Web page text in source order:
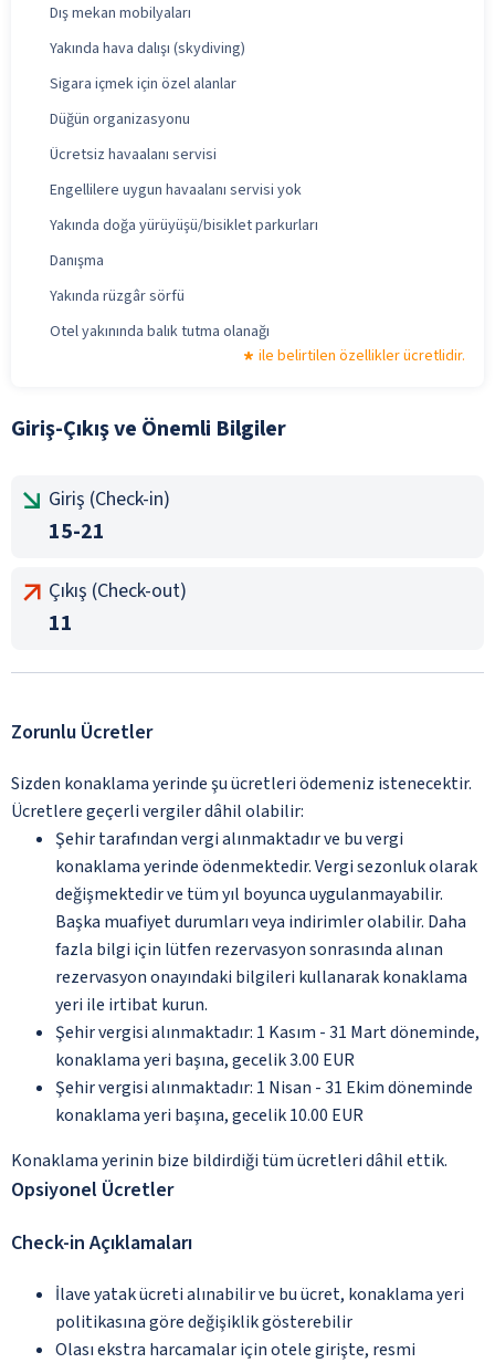
Dış mekan mobilyaları
Yakında hava dalışı (skydiving)
Sigara içmek için özel alanlar
Düğün organizasyonu
Ücretsiz havaalanı servisi
Engellilere uygun havaalanı servisi yok
Yakında doğa yürüyüşü/bisiklet parkurları
Danışma
Yakında rüzgâr sörfü
Otel yakınında balık tutma olanağı
ile belirtilen özellikler ücretlidir.
Giriş-Çıkış ve Önemli Bilgiler
Giriş (Check-in)
15-21
Çıkış (Check-out)
11
Zorunlu Ücretler
Sizden konaklama yerinde şu ücretleri ödemeniz istenecektir.
Ücretlere geçerli vergiler dâhil olabilir:
Şehir tarafından vergi alınmaktadır ve bu vergi
konaklama yerinde ödenmektedir. Vergi sezonluk olarak
değişmektedir ve tüm yıl boyunca uygulanmayabilir.
Başka muafiyet durumları veya indirimler olabilir. Daha
fazla bilgi için lütfen rezervasyon sonrasında alınan
rezervasyon onayındaki bilgileri kullanarak konaklama
yeri ile irtibat kurun.
Şehir vergisi alınmaktadır: 1 Kasım - 31 Mart döneminde,
konaklama yeri başına, gecelik 3.00 EUR
Şehir vergisi alınmaktadır: 1 Nisan - 31 Ekim döneminde
konaklama yeri başına, gecelik 10.00 EUR
Konaklama yerinin bize bildirdiği tüm ücretleri dâhil ettik.
Opsiyonel Ücretler
Check-in Açıklamaları
İlave yatak ücreti alınabilir ve bu ücret, konaklama yeri
politikasına göre değişiklik gösterebilir
Olası ekstra harcamalar için otele girişte, resmi